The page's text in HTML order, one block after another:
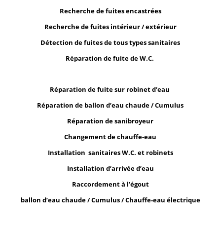
Recherche de fuites encastrées
Recherche de fuites intérieur / extérieur
Détection de fuites de tous types sanitaires
Réparation de fuite de W.C.
Réparation de fuite sur robinet d’eau
Réparation de ballon d’eau chaude / Cumulus
Réparation de sanibroyeur
Changement de chauffe-eau
Installation sanitaires W.C. et robinets
Installation d’arrivée d’eau
Raccordement à l’égout
ballon d’eau chaude / Cumulus / Chauffe-eau électrique